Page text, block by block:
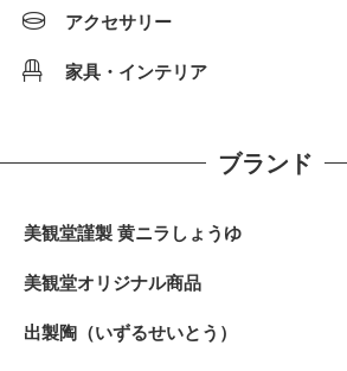
アクセサリー
家具・インテリア
ブランド
美観堂謹製 黄ニラしょうゆ
美観堂オリジナル商品
出製陶（いずるせいとう）